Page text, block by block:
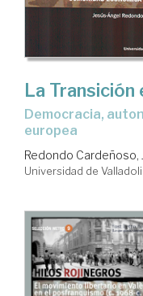
La Transición
democracia, autonomía y comunidad económica
europea
Redondo Cardeñoso,
Universidad de